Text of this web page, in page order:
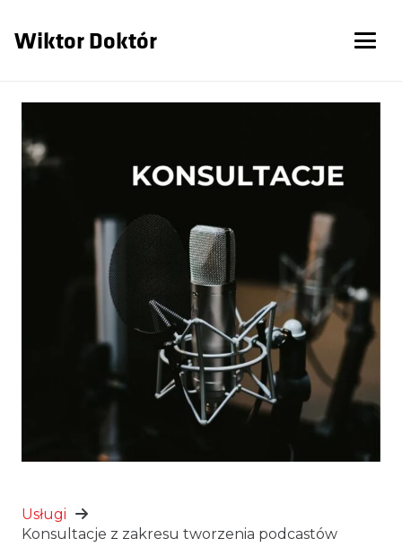
Wiktor Doktór
Usługi
Konsultacje z zakresu tworzenia podcastów